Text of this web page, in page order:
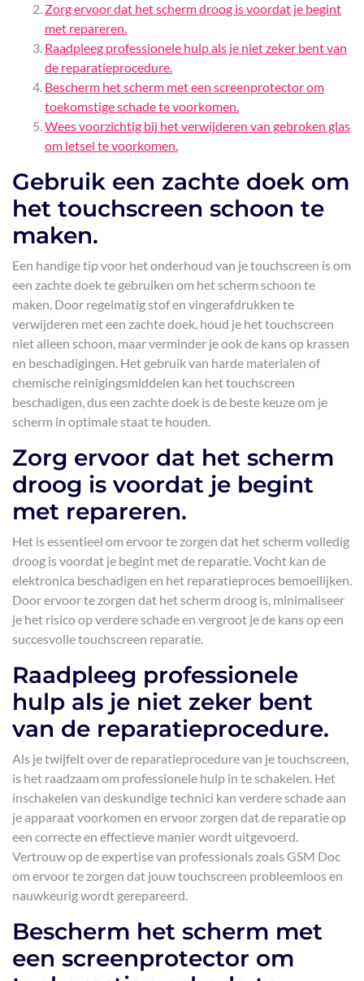
Zorg ervoor dat het scherm droog is voordat je begint
met repareren.
Raadpleeg professionele hulp als je niet zeker bent van
de reparatieprocedure.
Bescherm het scherm met een screenprotector om
toekomstige schade te voorkomen.
Wees voorzichtig bij het verwijderen van gebroken glas
om letsel te voorkomen.
Gebruik een zachte doek om
het touchscreen schoon te
maken.
Een handige tip voor het onderhoud van je touchscreen is om
een zachte doek te gebruiken om het scherm schoon te
maken. Door regelmatig stof en vingerafdrukken te
verwijderen met een zachte doek, houd je het touchscreen
niet alleen schoon, maar verminder je ook de kans op krassen
en beschadigingen. Het gebruik van harde materialen of
chemische reinigingsmiddelen kan het touchscreen
beschadigen, dus een zachte doek is de beste keuze om je
scherm in optimale staat te houden.
Zorg ervoor dat het scherm
droog is voordat je begint
met repareren.
Het is essentieel om ervoor te zorgen dat het scherm volledig
droog is voordat je begint met de reparatie. Vocht kan de
elektronica beschadigen en het reparatieproces bemoeilijken.
Door ervoor te zorgen dat het scherm droog is, minimaliseer
je het risico op verdere schade en vergroot je de kans op een
succesvolle touchscreen reparatie.
Raadpleeg professionele
hulp als je niet zeker bent
van de reparatieprocedure.
Als je twijfelt over de reparatieprocedure van je touchscreen,
is het raadzaam om professionele hulp in te schakelen. Het
inschakelen van deskundige technici kan verdere schade aan
je apparaat voorkomen en ervoor zorgen dat de reparatie op
een correcte en effectieve manier wordt uitgevoerd.
Vertrouw op de expertise van professionals zoals GSM Doc
om ervoor te zorgen dat jouw touchscreen probleemloos en
nauwkeurig wordt gerepareerd.
Bescherm het scherm met
een screenprotector om